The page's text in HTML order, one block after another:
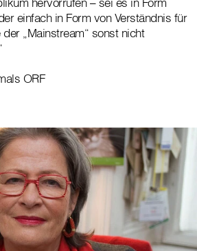
einfach in Form von Verständnis für
„Mainstream“ sonst nicht
ORF